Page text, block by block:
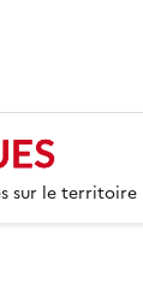
sur le territoire